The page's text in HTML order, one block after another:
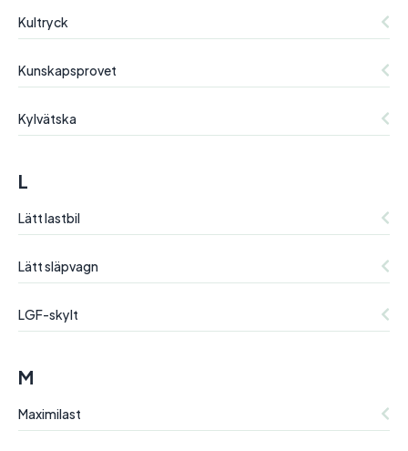
Kultryck
Kunskapsprovet
Kylvätska
L
Lätt lastbil
Lätt släpvagn
LGF-skylt
M
Maximilast